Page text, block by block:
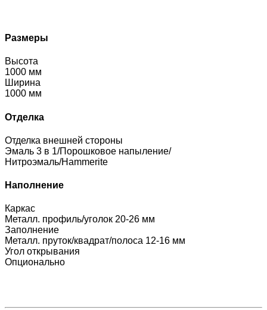
Размеры
Высота
1000 мм
Ширина
1000 мм
Отделка
Отделка внешней стороны
Эмаль 3 в 1/Порошковое напыление/
Нитроэмаль/Hammerite
Наполнение
Каркас
Металл. профиль/уголок 20-26 мм
Заполнение
Металл. пруток/квадрат/полоса 12-16 мм
Угол открывания
Опционально